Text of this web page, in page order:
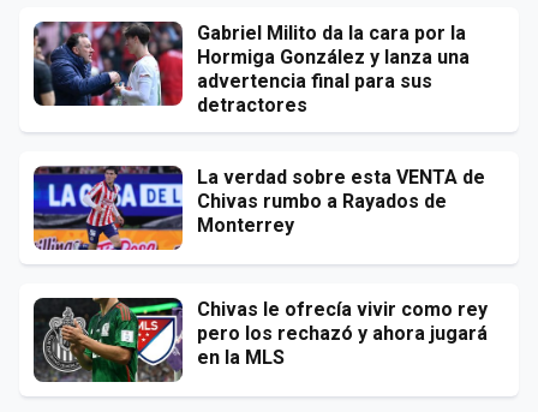
Gabriel Milito da la cara por la
Hormiga González y lanza una
advertencia final para sus
detractores
La verdad sobre esta VENTA de
Chivas rumbo a Rayados de
Monterrey
Chivas le ofrecía vivir como rey
pero los rechazó y ahora jugará
en la MLS